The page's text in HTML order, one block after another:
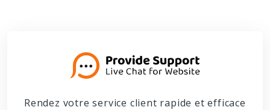
Rendez votre service client rapide et efficace